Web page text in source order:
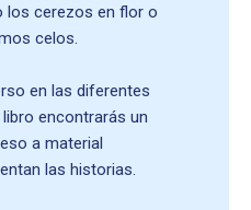
los cerezos en flor o
celos.
en las diferentes
encontrarás un
a material
las historias.